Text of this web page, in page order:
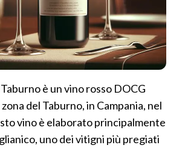
Taburno è un vino rosso DOCG
del Taburno, in Campania, nel
vino è elaborato principalmente
uno dei vitigni più pregiati